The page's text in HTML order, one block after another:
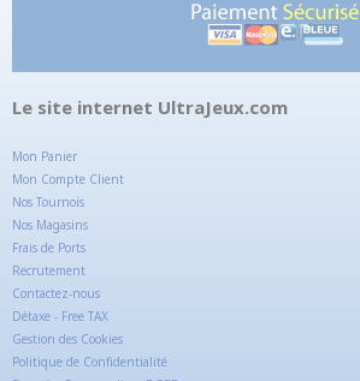
Le site internet UltraJeux.com
Mon Panier
Mon Compte Client
Nos Tournois
Nos Magasins
Frais de Ports
Recrutement
Contactez-nous
Détaxe - Free TAX
Gestion des Cookies
Politique de Confidentialité